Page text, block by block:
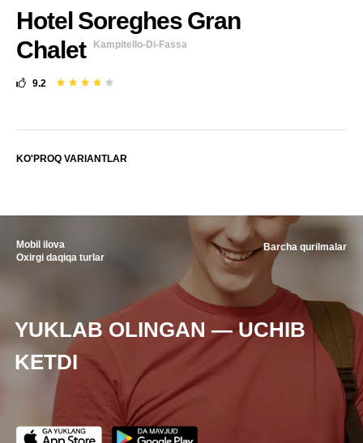
Hotel Soreghes Gran
Chalet
Kampitello-Di-Fassa
9.2
KO'PROQ VARIANTLAR
Mobil ilova
Oxirgi daqiqa turlar
YUKLAB OLINGAN — UCHIB
KETDI
Barcha qurilmalar